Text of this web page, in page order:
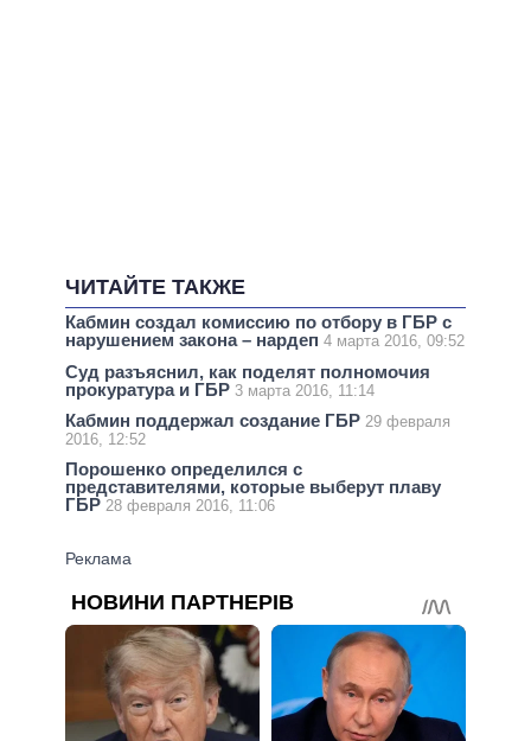
ЧИТАЙТЕ ТАКЖЕ
Кабмин создал комиссию по отбору в ГБР с
нарушением закона – нардеп 4 марта 2016, 09:52
Суд разъяснил, как поделят полномочия
прокуратура и ГБР 3 марта 2016, 11:14
Кабмин поддержал создание ГБР 29 февраля
2016, 12:52
Порошенко определился с
представителями, которые выберут плаву
ГБР 28 февраля 2016, 11:06